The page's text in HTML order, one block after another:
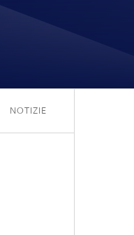
NOTIZIE